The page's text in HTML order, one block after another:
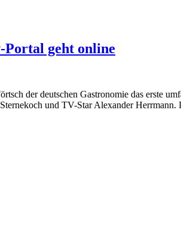
Portal geht online
der deutschen Gastronomie das erste
und TV-Star Alexander